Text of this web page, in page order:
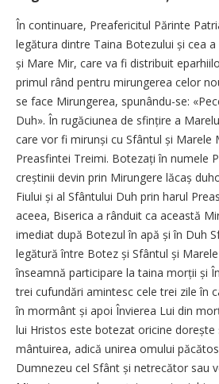
În continuare, Preafericitul Părinte
legătura dintre Taina Botezului și cea
și Mare Mir, care va fi distribuit
primul rând pentru mirungerea celor
se face Mirungerea, spunându-se:
Duh». În rugăciunea de sfințire a
care vor fi mirunși cu Sfântul și Marele
Preasfintei Treimi. Botezați în numele
creștinii devin prin Mirungere lăcaș
Fiului și al Sfântului Duh prin harul
aceea, Biserica a rânduit ca această
imediat după Botezul în apă și în Duh
legătură între Botez și Sfântul și
înseamnă participare la taina morții și
trei cufundări amintesc cele trei zile în
în mormânt și apoi Învierea Lui din
lui Hristos este botezat oricine dorește
mântuirea, adică unirea omului
Dumnezeu cel Sfânt și netrecător sau